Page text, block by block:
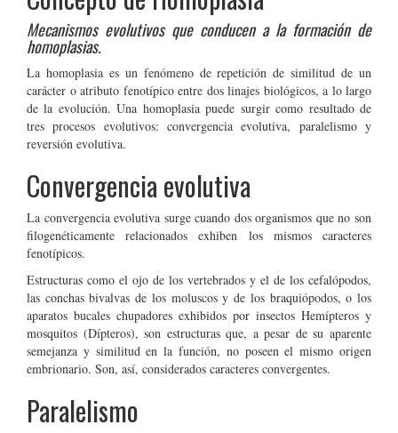
Mecanismos evolutivos que conducen a la formación de
homoplasias.
La homoplasia es un fenómeno de repetición de similitud de un
carácter o atributo fenotípico entre dos linajes biológicos, a lo largo
de la evolución. Una homoplasia puede surgir como resultado de
tres procesos evolutivos: convergencia evolutiva, paralelismo y
reversión evolutiva.
Convergencia evolutiva
La convergencia evolutiva surge cuando dos organismos que no son
filogenéticamente relacionados exhiben los mismos caracteres
fenotípicos.
Estructuras como el ojo de los vertebrados y el de los cefalópodos,
las conchas bivalvas de los moluscos y de los braquiópodos, o los
aparatos bucales chupadores exhibidos por insectos Hemípteros y
mosquitos (Dípteros), son estructuras que, a pesar de su aparente
semejanza y similitud en la función, no poseen el mismo origen
embrionario. Son, así, considerados caracteres convergentes.
Paralelismo